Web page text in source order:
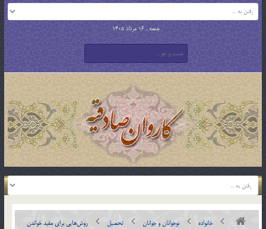
جمعه , 16 مرداد 1405
خانواده نوجوانان و جوانان تحصیل روش‌هايي براي مفيد خواندن